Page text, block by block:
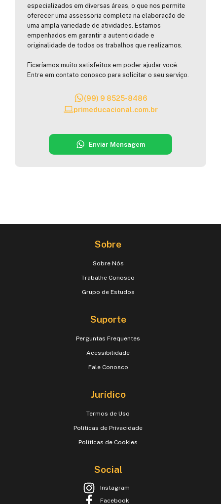
especializados em diversas áreas, o que nos permite
oferecer uma assessoria completa na elaboração de
uma ampla variedade de atividades. Estamos
empenhados em garantir a autenticidade e
originalidade de todos os trabalhos que realizamos.
Ficaríamos muito satisfeitos em poder ajudar você.
Entre em contato conosco para solicitar o seu serviço.
(99) 9 8525-8486
primeducacional.com.br
Enviar Mensagem
Sobre
Sobre Nós
Trabalhe Conosco
Grupo de Estudos
Suporte
Perguntas Frequentes
Acessibilidade
Fale Conosco
Jurídico
Termos de Uso
Políticas de Privacidade
Políticas de Cookies
Social
Instagram
Facebook